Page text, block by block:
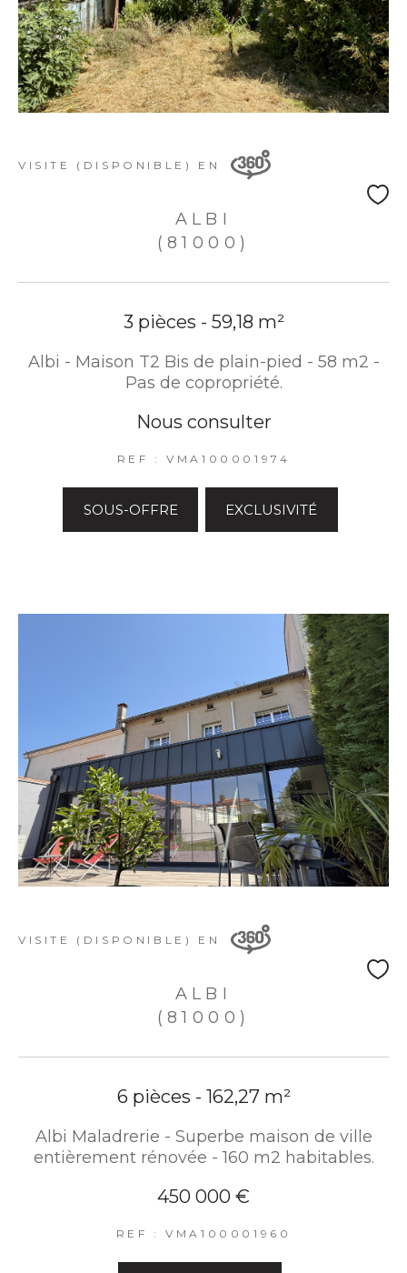
VISITE (DISPONIBLE) EN
ALBI
(81000)
3 pièces - 59,18 m²
Albi - Maison T2 Bis de plain-pied - 58 m2 -
Pas de copropriété.
Nous consulter
REF : VMA100001974
SOUS-OFFRE EXCLUSIVITÉ
VISITE (DISPONIBLE) EN
ALBI
(81000)
6 pièces - 162,27 m²
Albi Maladrerie - Superbe maison de ville
entièrement rénovée - 160 m2 habitables.
450 000 €
REF : VMA100001960